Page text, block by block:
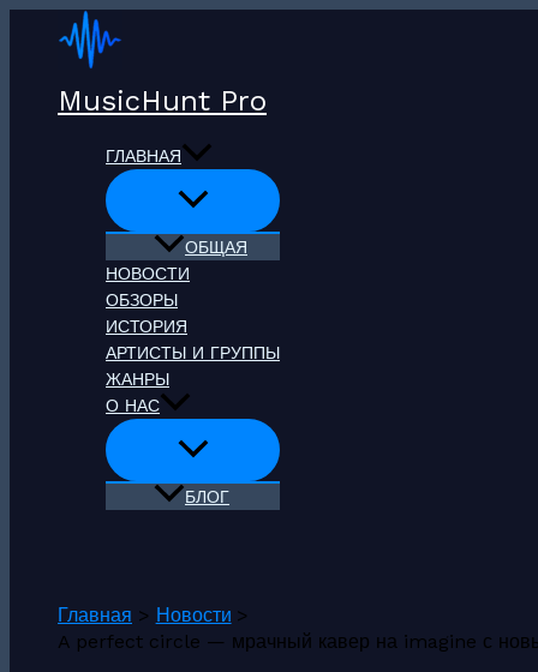
Перейти
MusicHunt Pro
ГЛАВНАЯ
ОБЩАЯ
НОВОСТИ
ОБЗОРЫ
ИСТОРИЯ
АРТИСТЫ И ГРУППЫ
ЖАНРЫ
О НАС
БЛОГ
Главная
Новости
A perfect circle — мрачный кавер на imagine с